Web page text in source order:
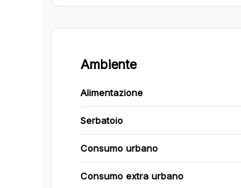
Ambiente
Alimentazione
Serbatoio
Consumo urbano
Consumo extra urbano